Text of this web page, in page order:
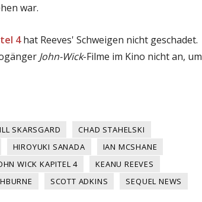
war.
4hat Reeves' Schweigen nicht geschadet.
John-Wick-Filme im Kino nicht an, um
SKARSGARD
CHAD STAHELSKI
HIROYUKI SANADA
IAN MCSHANE
WICK KAPITEL 4
KEANU REEVES
SCOTT ADKINS SEQUEL NEWS